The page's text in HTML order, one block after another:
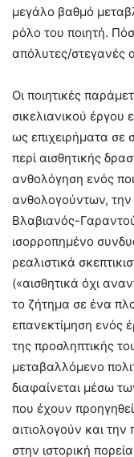
μεγάλο βαθμό
ρόλο του ποιητή.
απόλυτες/στεγανές
Οι ποιητικές
σικελιανικού έργου
ως επιχειρήματα σε
περί αισθητικής
ανθολόγηση ενός
ανθολογούντων, την
Βλαβιανός-
ισορροπημένο
ρεαλιστικά
(«αισθητικά όχι
το ζήτημα σε ένα
επανεκτίμηση ενός
της προσληπτικής
μεταβαλλόμενο
διαφαίνεται μέσω
που έχουν προηγηθεί
αιτιολογούν και
στην ιστορική